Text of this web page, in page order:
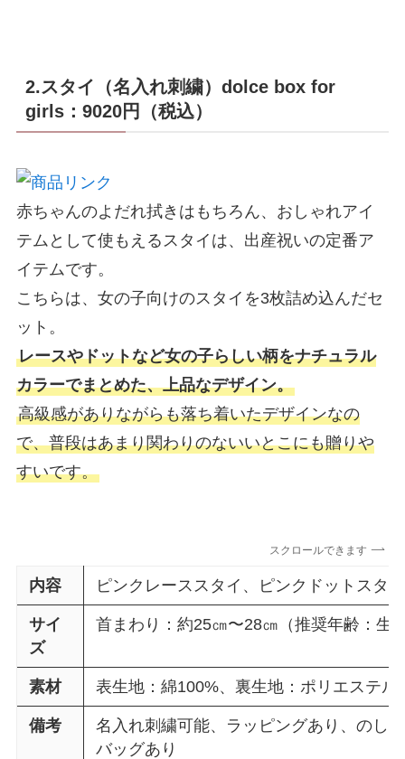
2.スタイ（名入れ刺繍）dolce box for
girls：9020円（税込）
赤ちゃんのよだれ拭きはもちろん、おしゃれアイ
テムとして使もえるスタイは、出産祝いの定番ア
イテムです。
こちらは、女の子向けのスタイを3枚詰め込んだセ
ット。
レースやドットなど女の子らしい柄をナチュラル
カラーでまとめた、上品なデザイン。
高級感がありながらも落ち着いたデザインなの
で、普段はあまり関わりのないいとこにも贈りや
すいです。
スクロールできます
内容 ピンクレーススタイ、ピンクドットスタ
サイ
ズ
首まわり：約25㎝〜28㎝（推奨年齢：生
素材 表生地：綿100%、裏生地：ポリエステ
備考
名入れ刺繍可能、ラッピングあり、のし
バッグあり